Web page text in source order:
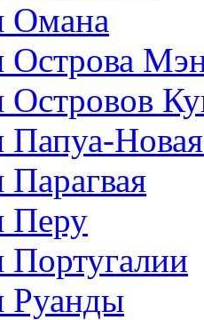
Омана
Перу
Руанды